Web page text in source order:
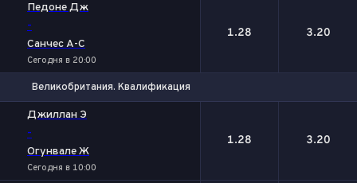
Педоне Дж
-
Санчес А-С
Сегодня в 20:00
1.28 3.20
Великобритания. Квалификация
Джиллан Э
-
Огунвале Ж
Сегодня в 10:00
1.28 3.20